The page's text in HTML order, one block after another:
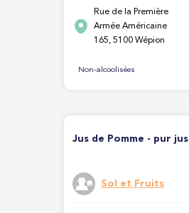
Rue de la Première
Armée Américaine
165, 5100 Wépion
Non-alcoolisées
Jus de Pomme - pur jus
Sol et Fruits